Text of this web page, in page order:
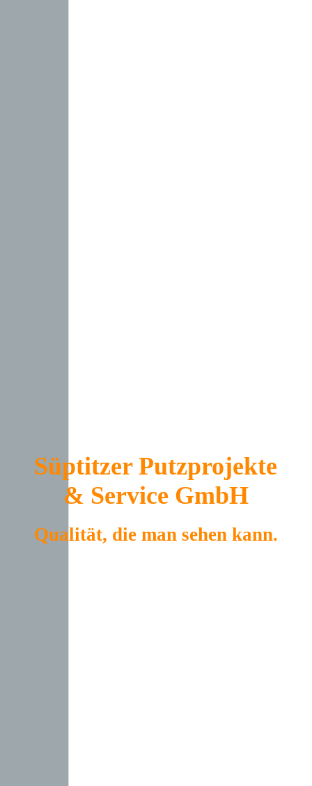
Süptitzer Putzprojekte
& Service GmbH
Qualität, die man sehen kann.